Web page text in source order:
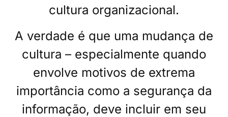
cultura organizacional.
A verdade é que uma mudança de
cultura – especialmente quando
envolve motivos de extrema
importância como a segurança da
informação, deve incluir em seu